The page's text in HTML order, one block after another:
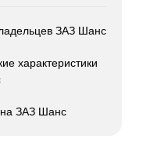
ЗАЗ Шанс
характеристики
на ЗАЗ Шанс